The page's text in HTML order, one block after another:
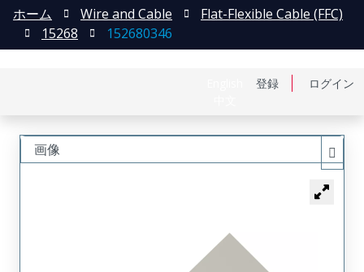
登録 ログイン
ホーム Wire and Cable
Flat-Flexible Cable (FFC)
15268
152680346
画像